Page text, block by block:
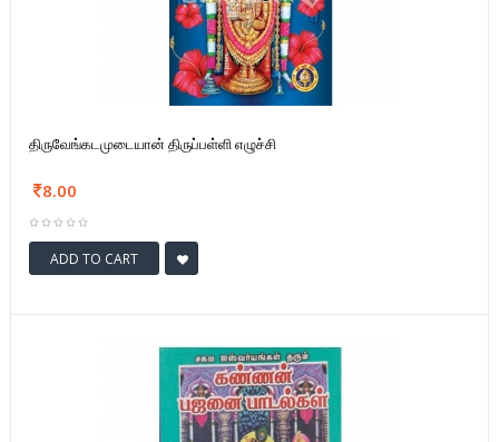
திருவேங்கடமுடையான் திருப்பள்ளி எழுச்சி
8.00
ADD TO CART